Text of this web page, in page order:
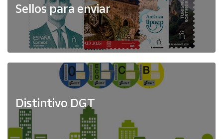
Sellos para enviar
Distintivo DGT